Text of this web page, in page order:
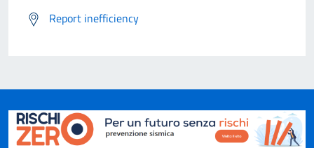
Report inefficiency